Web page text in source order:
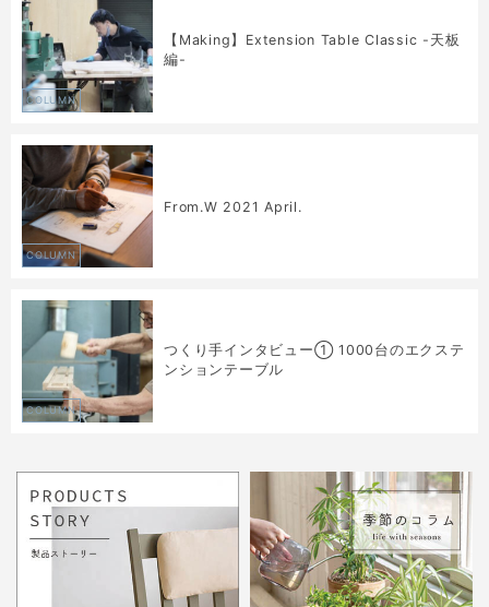
COLUMN
【Making】Extension Table Classic -天板
編-
COLUMN
From.W 2021 April.
COLUMN
つくり手インタビュー① 1000台のエクステ
ンションテーブル